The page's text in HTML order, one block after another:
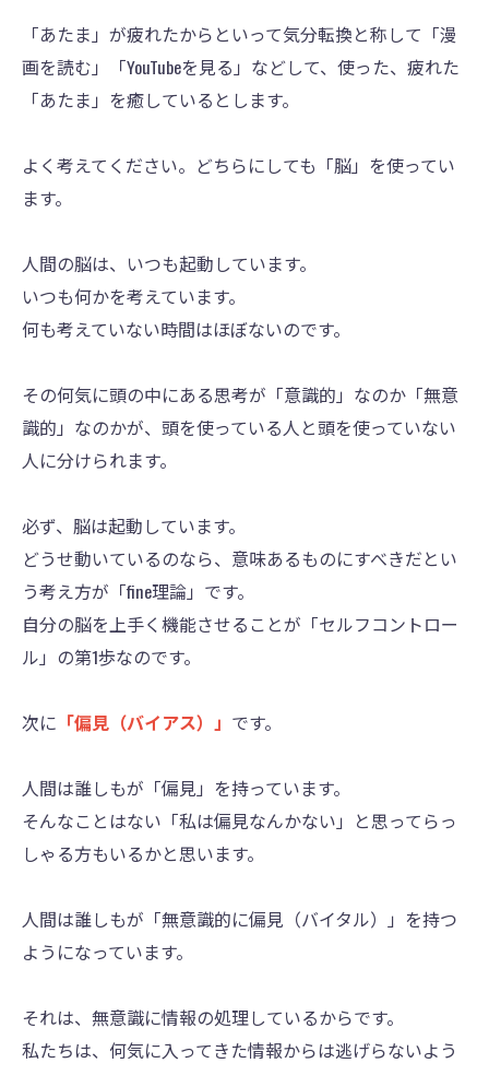
「あたま」が疲れたからといって気分転換と称して「漫
画を読む」「YouTubeを見る」などして、使った、疲れた
「あたま」を癒しているとします。
よく考えてください。どちらにしても「脳」を使ってい
ます。
人間の脳は、いつも起動しています。
いつも何かを考えています。
何も考えていない時間はほぼないのです。
その何気に頭の中にある思考が「意識的」なのか「無意
識的」なのかが、頭を使っている人と頭を使っていない
人に分けられます。
必ず、脳は起動しています。
どうせ動いているのなら、意味あるものにすべきだとい
う考え方が「fine理論」です。
自分の脳を上手く機能させることが「セルフコントロー
ル」の第1歩なのです。
次に 「偏見（バイアス）」 です。
人間は誰しもが「偏見」を持っています。
そんなことはない「私は偏見なんかない」と思ってらっ
しゃる方もいるかと思います。
人間は誰しもが「無意識的に偏見（バイタル）」を持つ
ようになっています。
それは、無意識に情報の処理しているからです。
私たちは、何気に入ってきた情報からは逃げらないよう